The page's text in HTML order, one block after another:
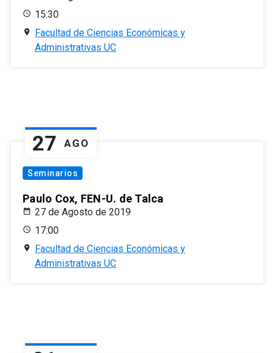
15:30
Facultad de Ciencias Económicas y
Administrativas UC
27 AGO
Seminarios
Paulo Cox, FEN-U. de Talca
27 de Agosto de 2019
17:00
Facultad de Ciencias Económicas y
Administrativas UC